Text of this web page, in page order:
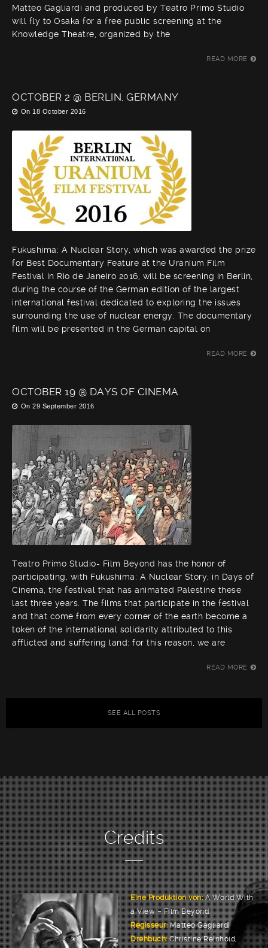
Matteo Gagliardi and produced by Teatro Primo Studio
will fly to Osaka for a free public screening at the
Knowledge Theatre, organized by the
READ MORE
OCTOBER 2 @ BERLIN, GERMANY
On 18 October 2016
Fukushima: A Nuclear Story, which was awarded the prize
for Best Documentary Feature at the Uranium Film
Festival in Rio de Janeiro 2016, will be screening in Berlin,
during the course of the German edition of the largest
international festival dedicated to exploring the issues
surrounding the use of nuclear energy. The documentary
film will be presented in the German capital on
READ MORE
OCTOBER 19 @ DAYS OF CINEMA
On 29 September 2016
Teatro Primo Studio- Film Beyond has the honor of
participating, with Fukushima: A Nuclear Story, in Days of
Cinema, the festival that has animated Palestine these
last three years. The films that participate in the festival
and that come from every corner of the earth become a
token of the international solidarity attributed to this
afflicted and suffering land: for this reason, we are
READ MORE
SEE ALL POSTS
Credits
Eine Produktion von:A World With
a View – Film Beyond
Regisseur:Matteo Gagliardi
Drehbuch:Christine Reinhold,